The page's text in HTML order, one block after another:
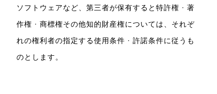
ソフトウェアなど、第三者が保有すると特許権 · 著
作権 · 商標権その他知的財産権については、それぞ
れの権利者の指定する使用条件 · 許諾条件に従うも
のとします。